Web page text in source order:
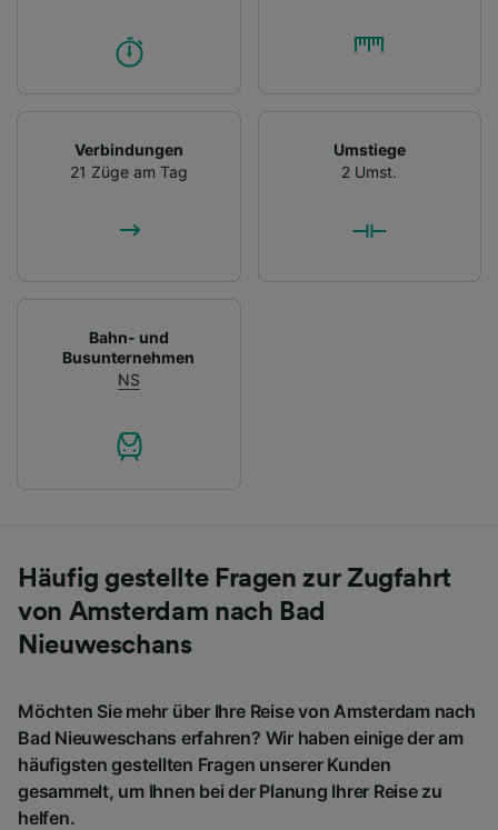
Verbindungen
21 Züge am Tag
Umstiege
2 Umst.
Bahn- und
Busunternehmen
NS
Häufig gestellte Fragen zur Zugfahrt
von Amsterdam nach Bad
Nieuweschans
Möchten Sie mehr über Ihre Reise von Amsterdam nach
Bad Nieuweschans erfahren? Wir haben einige der am
häufigsten gestellten Fragen unserer Kunden
gesammelt, um Ihnen bei der Planung Ihrer Reise zu
helfen.